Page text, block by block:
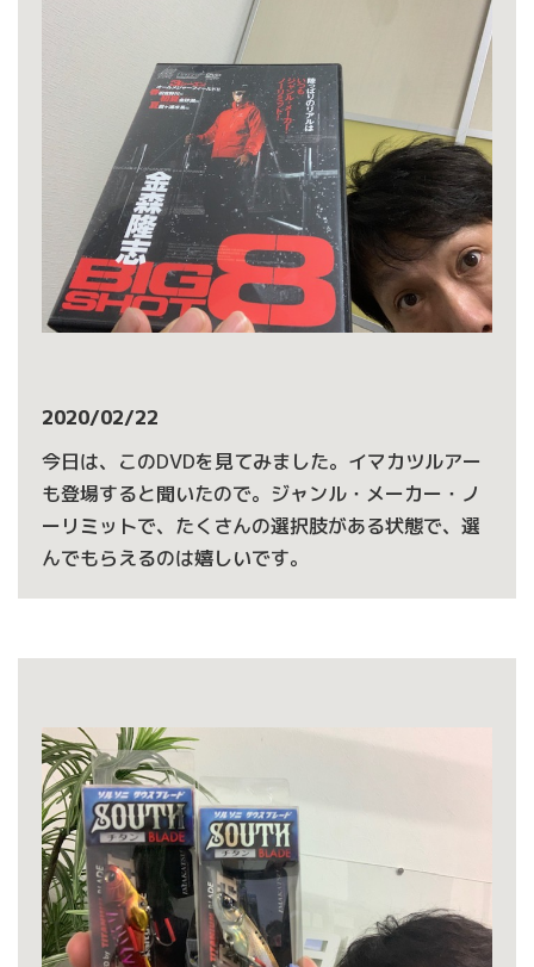
2020/02/22
今日は、このDVDを見てみました。イマカツルアー
も登場すると聞いたので。ジャンル・メーカー・ノ
ーリミットで、たくさんの選択肢がある状態で、選
んでもらえるのは嬉しいです。